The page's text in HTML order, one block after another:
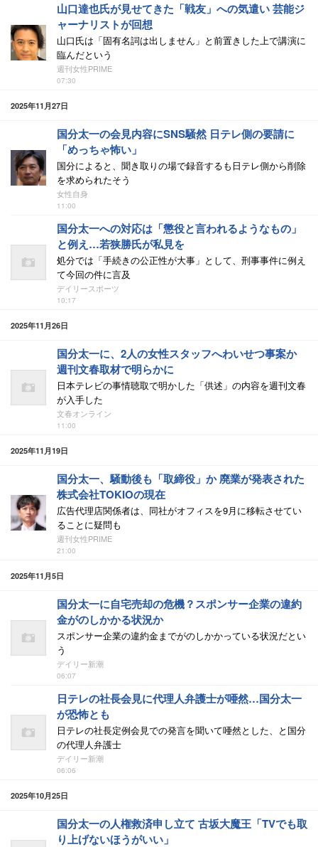
山口達也氏が見せてきた「戦友」への気遣い 芸能ジ
ャーナリストが回想
山口氏は「固有名詞は出しません」と前置きした上で講演に
臨んだという
週刊女性PRIME
07:30
2025年11月27日
国分太一の会見内容にSNS騒然 日テレ側の要請に
「めっちゃ怖い」
国分によると、聞き取りの場で録音するも日テレ側から削除
を求められたそう
女性自身
11:00
国分太一への対応は「懲役と言われるようなもの」
と例え…若狭勝氏が私見を
処分では「手続きの公正性が大事」として、刑事事件に例え
て今回の件に言及
デイリースポーツ
10:17
2025年11月26日
国分太一に、2人の女性スタッフへわいせつ事案か
週刊文春取材で明らかに
日本テレビの事情聴取で明かした「供述」の内容を週刊文春
が入手した
文春オンライン
11:00
2025年11月19日
国分太一、騒動後も「取締役」か 廃業が発表された
株式会社TOKIOの現在
広告代理店関係者は、同社がオフィスを9月に移転させてい
ることに疑問も
週刊女性PRIME
21:00
2025年11月5日
国分太一に自宅売却の危機？スポンサー企業の違約
金がのしかかる状況か
スポンサー企業の違約金までがのしかかっている状況だとい
う
デイリー新潮
06:07
日テレの社長会見に代理人弁護士が唖然…国分太一
が恐怖とも
日テレの社長定例会見での発言を聞いて唖然とした、と国分
の代理人弁護士
デイリー新潮
06:06
2025年10月25日
国分太一の人権救済申し立て 古坂大魔王「TVでも取
り上げないほうがいい」